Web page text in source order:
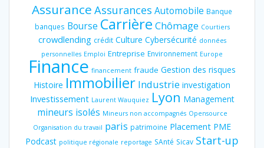
Assurance Assurances Automobile Banque
banques Bourse Carrière Chômage Courtiers
crowdlending crédit Culture Cybersécurité données
personnelles Emploi Entreprise Environnement Europe
Finance financement fraude Gestion des risques
Histoire Immobilier Industrie investigation
Investissement Laurent Wauquiez Lyon Management
mineurs isolés Mineurs non accompagnés Opensource
Organisation du travail paris patrimoine Placement PME
Podcast politique régionale reportage SAnté Sicav Start-up